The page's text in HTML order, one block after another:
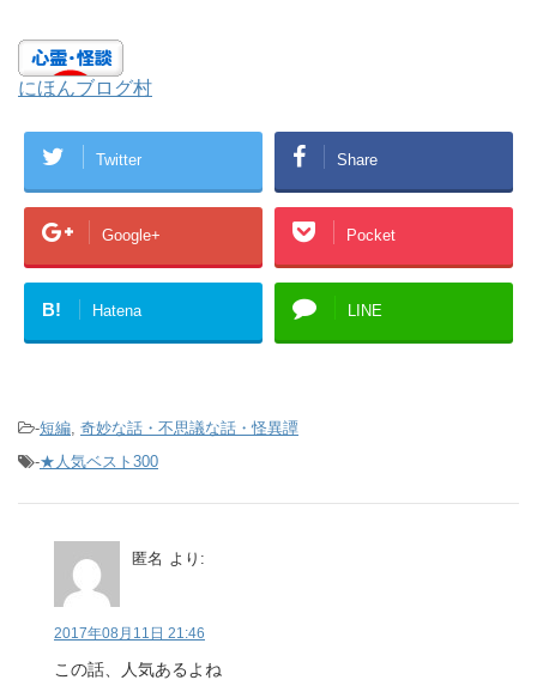
にほんブログ村
Twitter Share
Google+ Pocket
B! Hatena LINE
-短編 奇妙な話・不思議な話・怪異譚
-★人気ベスト300
匿名 より:
2017年08月11日 21:46
この話、人気あるよね